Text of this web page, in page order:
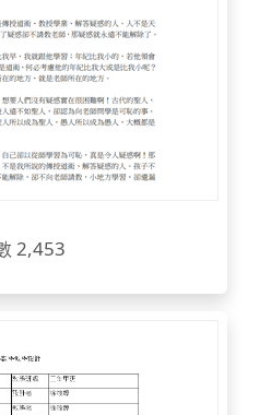
2,453